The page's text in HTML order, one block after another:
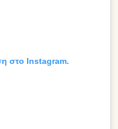
στο Instagram.